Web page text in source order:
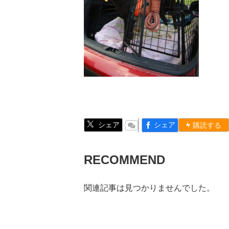
シェア シェア 購読する
RECOMMEND
関連記事は見つかりませんでした。